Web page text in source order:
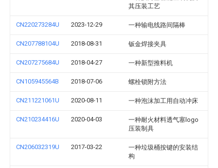
其压装工艺
CN220273284U 2023-12-29 一种输电线路间隔棒
CN207788104U 2018-08-31 钣金焊接夹具
CN207275684U 2018-04-27 一种新型推料机
CN105945564B 2018-07-06 螺栓锁附方法
CN211221061U 2020-08-11 一种泡沫加工用自动冲床
CN210234416U 2020-04-03
一种耐火材料透气塞logo
压装制具
CN206032319U 2017-03-22
一种垃圾桶按键的安装结
构